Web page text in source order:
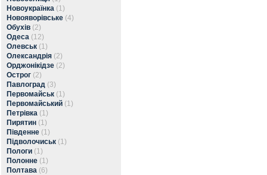
Новоукраїнка (1)
Новояворівське (4)
Обухів (2)
Одеса (12)
Олевськ (1)
Олександрія (2)
Орджонікідзе (2)
Острог (2)
Павлоград (3)
Первомайськ (1)
Первомайський (1)
Петрівка (1)
Пирятин (1)
Південне (1)
Підволочиськ (1)
Пологи (1)
Полонне (1)
Полтава (6)